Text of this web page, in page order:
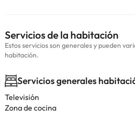
Servicios de la habitación
Estos servicios son generales y pueden
habitación.
Servicios generales
Televisión
Zona de cocina